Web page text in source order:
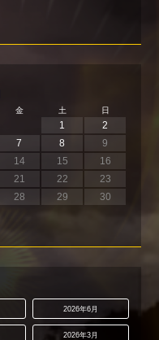
金 土 日
1
2
7 8
9
14 15
16
21 22
23
28 29
30
2026年6月
2026年3月